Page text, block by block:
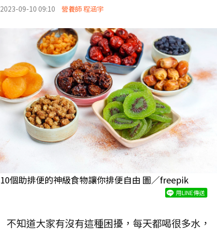
2023-09-10 09:10 營養師 程涵宇
10個助排便的神級食物讓你排便自由 圖／freepik
用LINE傳送
不知道大家有沒有這種困擾，每天都喝很多水，